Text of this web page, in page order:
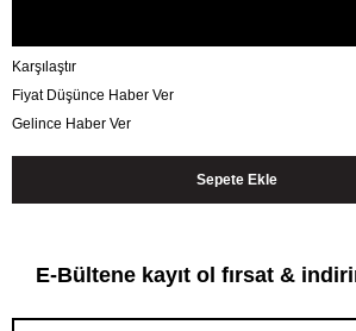
Karşılaştır
Fiyat Düşünce Haber Ver
Gelince Haber Ver
E-Bültene kayıt ol fırsat &